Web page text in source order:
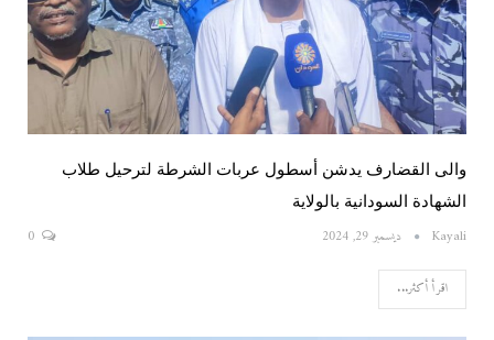
والى القضارف يدشن أسطول عربات الشرطة لترحيل طلاب
الشهادة السودانية بالولاية
Kayali ديسمبر 29, 2024
اقرأ أكثر...